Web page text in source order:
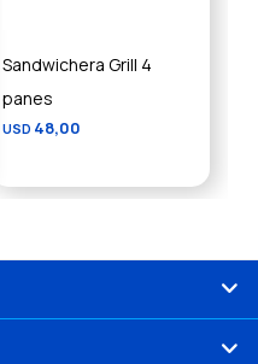
Sandwichera Grill 4
panes
USD 48,00